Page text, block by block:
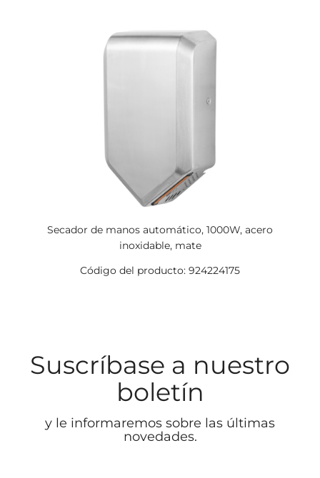
Secador de manos automático, 1000W, acero
inoxidable, mate
Código del producto: 924224175
Suscríbase a nuestro
boletín
y le informaremos sobre las últimas
novedades.